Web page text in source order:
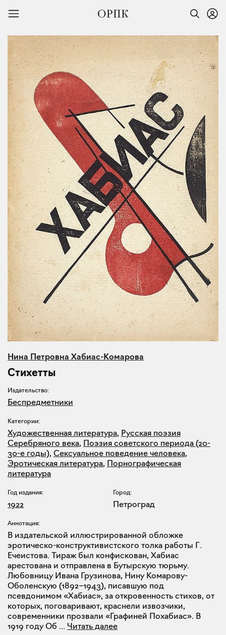
Нина Петровна Хабиас-Комарова
Стихетты
Издательство:
Беспредметники
Категории:
Художественная литература, Русская поэзия
Серебряного века, Поэзия советского периода (20-
30-е годы), Сексуальное поведение человека,
Эротическая литература, Порнографическая
литература
Год издания:
1922
Город:
Петроград
Аннотация:
В издательской иллюстрированной обложке
эротическо-конструктивистского толка работы Г.
Ечеистова. Тираж был конфискован, Хабиас
арестована и отправлена в Бутырскую тюрьму.
Любовницу Ивана Грузинова, Нину Комарову-
Оболенскую (1892–1943), писавшую под
псевдонимом «Хабиас», за откровенность стихов, от
которых, поговаривают, краснели извозчики,
современники прозвали «Графиней Похабиас». В
1919 году Об ... Читать далее